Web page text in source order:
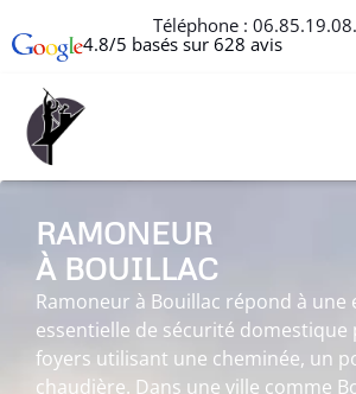
Téléphone :
4.8/5 basés sur 628 avis
RAMONEUR
À BOUILLAC
Ramoneur à Bouillac répond à une
essentielle de sécurité domestique
foyers utilisant une cheminée, un
chaudière. Dans une ville comme